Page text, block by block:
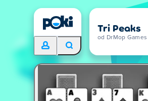
Tri Peaks
od DrMop Games